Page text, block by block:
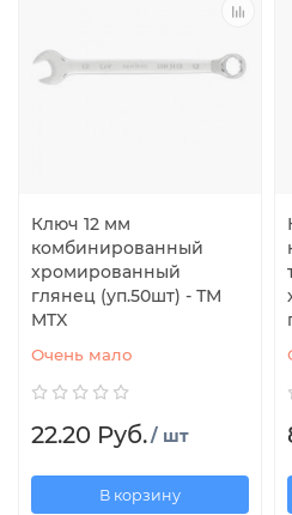
Ключ 12 мм
комбинированный
хромированный
глянец (уп.50шт) - ТМ
MTX
Очень мало
22.20 Руб./ шт
В корзину